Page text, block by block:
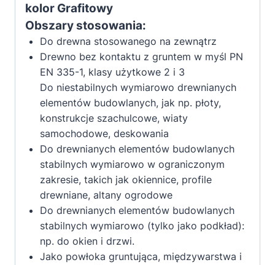
kolor Grafitowy
Obszary stosowania:
Do drewna stosowanego na zewnątrz
Drewno bez kontaktu z gruntem w myśl PN
EN 335-1, klasy użytkowe 2 i 3
Do niestabilnych wymiarowo drewnianych
elementów budowlanych, jak np. płoty,
konstrukcje szachulcowe, wiaty
samochodowe, deskowania
Do drewnianych elementów budowlanych
stabilnych wymiarowo w ograniczonym
zakresie, takich jak okiennice, profile
drewniane, altany ogrodowe
Do drewnianych elementów budowlanych
stabilnych wymiarowo (tylko jako podkład):
np. do okien i drzwi.
Jako powłoka gruntująca, międzywarstwa i